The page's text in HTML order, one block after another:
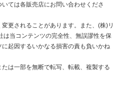
ては各販売店にお問い合わせくださ
更されることがあります。また、(株)リ
は当コンテンツの完全性、無誤謬性を保
起因するいかなる損害の責も負いかね
は一部を無断で転写、転載、複製する